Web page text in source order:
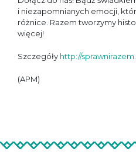
i niezapomnianych emocji,
różnice. Razem tworzymy
więcej!
Szczegóły http://
(APM)